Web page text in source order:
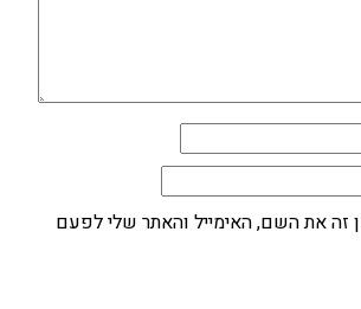
זה את השם, האימייל והאתר שלי לפעם